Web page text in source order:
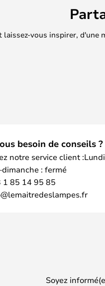
laissez-vous inspirer, d'une
besoin de conseils ?
notre service client
: fermé
1 85 14 95 85
Soyez